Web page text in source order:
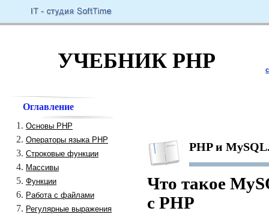
УЧЕБНИК PHP
Оглавление
Основы PHP
Операторы языка PHP
Строковые функции
Массивы
Функции
Работа с файлами
Регулярные выражения
PHP и
Что такое
с PHP